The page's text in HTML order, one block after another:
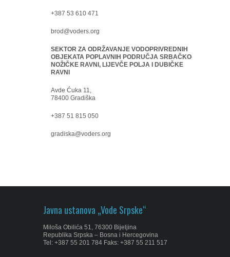
+387 53 610 471
brod@voders.org
SEKTOR ZA ODRŽAVANJE VODOPRIVREDNIH
OBJEKATA POPLAVNIH PODRUČJA SRBAČKO-
NOŽIČKE RAVNI, LIJEVČE POLJA I DUBIČKE
RAVNI
Avde Ćuka 11,
78400 Gradiška
+387 51 815 050
gradiska@voders.org
Javna ustanova „Vode Srpske“
Miloša Obilića 51, 76300 Bijeljina
Republika Srpska – Bosna i Hercegovina
Tel: +387 55 201 784 Faks: +387 55 211 517